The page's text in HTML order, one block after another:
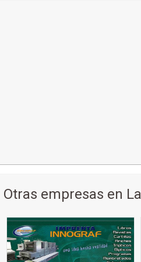
Otras empresas en